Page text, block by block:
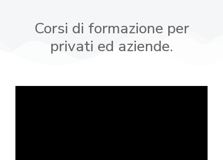
Corsi di formazione per
privati ed aziende.